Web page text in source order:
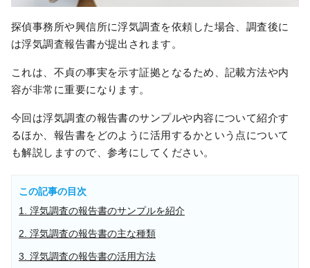
探偵事務所や興信所に浮気調査を依頼した場合、調査後に
は浮気調査報告書が提出されます。
これは、不貞の事実を示す証拠となるため、記載方法や内
容が非常に重要になります。
今回は浮気調査の報告書のサンプルや内容について紹介す
るほか、報告書をどのように活用するかという点について
も解説しますので、参考にしてください。
この記事の目次
1. 浮気調査の報告書のサンプルを紹介
2. 浮気調査の報告書の主な種類
3. 浮気調査の報告書の活用方法